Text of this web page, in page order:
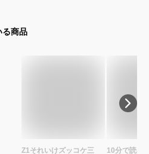
る商品
Z1それいけズッコケ三
10分で読め